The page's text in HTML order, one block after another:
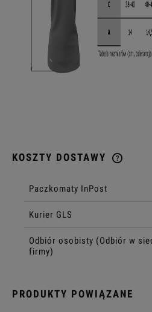
KOSZTY DOSTAWY
Paczkomaty InPost
Kurier GLS
Odbiór osobisty (Odbiór w
firmy)
PRODUKTY POWIĄZANE